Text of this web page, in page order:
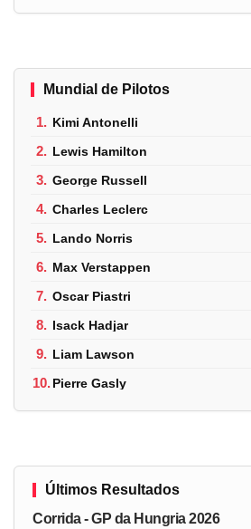
Mundial de Pilotos
1. Kimi Antonelli
2. Lewis Hamilton
3. George Russell
4. Charles Leclerc
5. Lando Norris
6. Max Verstappen
7. Oscar Piastri
8. Isack Hadjar
9. Liam Lawson
10.Pierre Gasly
Últimos Resultados
Corrida - GP da Hungria 2026